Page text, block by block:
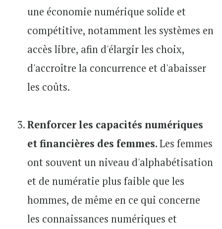
une économie numérique solide et
compétitive, notamment les systèmes en
accès libre, afin d'élargir les choix,
d'accroître la concurrence et d'abaisser
les coûts.
Renforcer les capacités numériques
et financières des femmes.Les femmes
ont souvent un niveau d'alphabétisation
et de numératie plus faible que les
hommes, de même en ce qui concerne
les connaissances numériques et